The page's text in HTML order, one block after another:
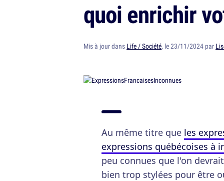
quoi enrichir
Mis à jour dans Life / Société, le 23/11/2024 par
Au même titre que les
expressions québécoises à
peu connues que l'on
bien trop stylées pour être